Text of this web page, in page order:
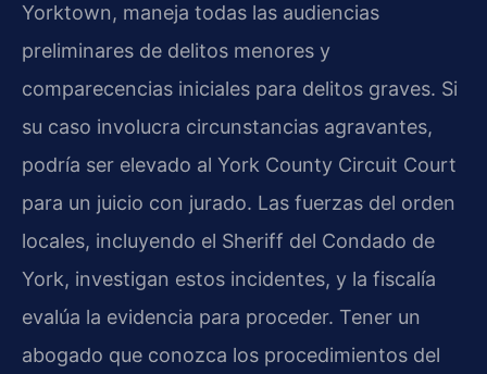
Yorktown, maneja todas las audiencias
preliminares de delitos menores y
comparecencias iniciales para delitos graves. Si
su caso involucra circunstancias agravantes,
podría ser elevado al York County Circuit Court
para un juicio con jurado. Las fuerzas del orden
locales, incluyendo el Sheriff del Condado de
York, investigan estos incidentes, y la fiscalía
evalúa la evidencia para proceder. Tener un
abogado que conozca los procedimientos del